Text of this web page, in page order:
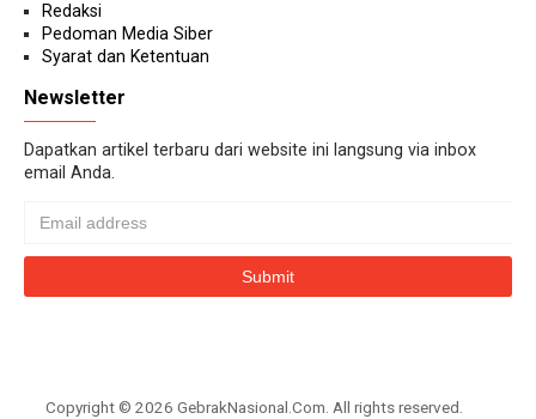
Redaksi
Pedoman Media Siber
Syarat dan Ketentuan
Newsletter
Dapatkan artikel terbaru dari website ini langsung via inbox
email Anda.
Copyright ©2026GebrakNasional.Com . All rights reserved.